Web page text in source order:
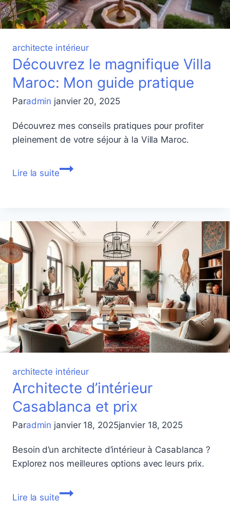
architecte intérieur
Découvrez le magnifique Villa
Maroc: Mon guide pratique
Paradmin janvier 20, 2025
Découvrez mes conseils pratiques pour profiter
pleinement de votre séjour à la Villa Maroc.
Lire la suiteDécouvrez
Maroc:
Mon
guide
pratique
architecte intérieur
Architecte d’intérieur
Casablanca et prix
Paradmin janvier 18, 2025janvier 18, 2025
Besoin d’un architecte d’intérieur à Casablanca ?
Explorez nos meilleures options avec leurs prix.
Lire la suiteArchitecte